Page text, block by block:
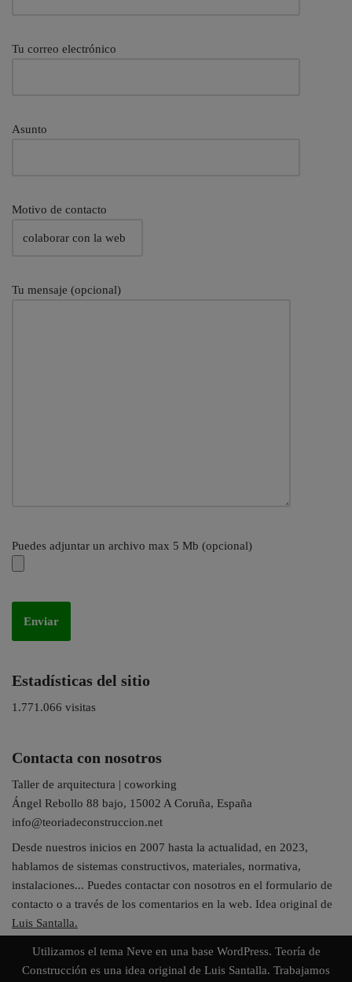
Tu correo electrónico
Asunto
Motivo de contacto
Tu mensaje (opcional)
Puedes adjuntar un archivo max 5 Mb (opcional)
Estadísticas del sitio
1.771.066 visitas
Contacta con nosotros
Taller de arquitectura | coworking
Ángel Rebollo 88 bajo, 15002 A Coruña, España
info@teoriadeconstruccion.net
Desde nuestros inicios en 2007 hasta la actualidad, en 2023,
hablamos de sistemas constructivos, materiales, normativa,
instalaciones... Puedes contactar con nosotros en el formulario de
contacto o a través de los comentarios en la web. Idea original de
Luis Santalla.
Utilizamos el tema Neve en una base WordPress. Teoría de
Construcción es una idea original de Luis Santalla. Trabajamos